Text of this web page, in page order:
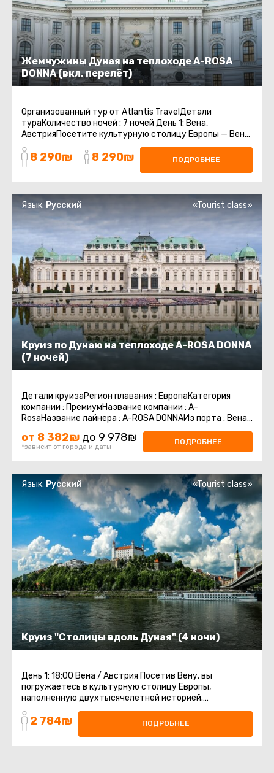
Жемчужины Дуная на теплоходе A-ROSA
DONNA (вкл. перелёт)
Организованный тур от Atlantis TravelДетали
тураКоличество ночей : 7 ночей День 1: Вена,
АвстрияПосетите культурную столицу Европы — Вену,
насладитесь архитектурными шедеврами ...
8 290₪ 8 290₪ ПОДРОБНЕЕ
Круиз по Дунаю на теплоходе A-ROSA DONNA
(7 ночей)
Язык: Русский «Tourist class»
Детали круизаРегион плавания : ЕвропаКатегория
компании : ПремиумНазвание компании : A-
RosaНазвание лайнера : A-ROSA DONNAИз порта : Вена
/ АвстрияВ порт : Вена / АвстрияКоличество ...
от 8 382₪ до 9 978₪
*зависит от города и даты
ПОДРОБНЕЕ
Круиз "Столицы вдоль Дуная" (4 ночи)
Язык: Русский «Tourist class»
День 1: 18:00 Вена / Австрия Посетив Вену, вы
погружаетесь в культурную столицу Европы,
наполненную двухтысячелетней историей.
Независимо от вашего интереса к искусству ...
2 784₪ ПОДРОБНЕЕ